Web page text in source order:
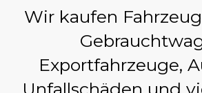
Wir kaufen
Exportfahrzeuge,
Unfallschäden und